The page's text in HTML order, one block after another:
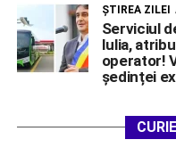
ŞTIREA ZILEI
Serviciul
Iulia,
operator!
ședinței